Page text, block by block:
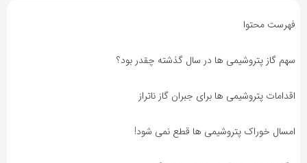
فهرست محتوا
سهم گاز پتروشیمی ها در سال گذشته چقدر بود؟
اقدامات پتروشیمی ها برای جبران گاز ناتراز
امسال خوراک پتروشیمی ها قطع نمی شود!